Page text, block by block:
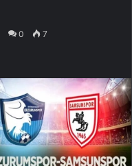
0 7